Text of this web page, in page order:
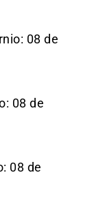
08 de
08 de
08 de